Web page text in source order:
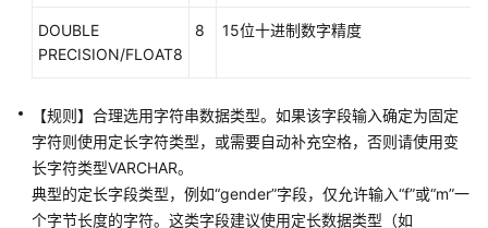
发
设
议
概
述
DOUBLE
PRECISION/FLOAT8
8 15位十进制数字精度
【规则】合理选用字符串数据类型。如果该字段输入确定为固定
字符则使用定长字符类型，或需要自动补充空格，否则请使用变
长字符类型VARCHAR。
典型的定长字段类型，例如“gender”字段，仅允许输入“f”或“m”一
个字节长度的字符。这类字段建议使用定长数据类型（如